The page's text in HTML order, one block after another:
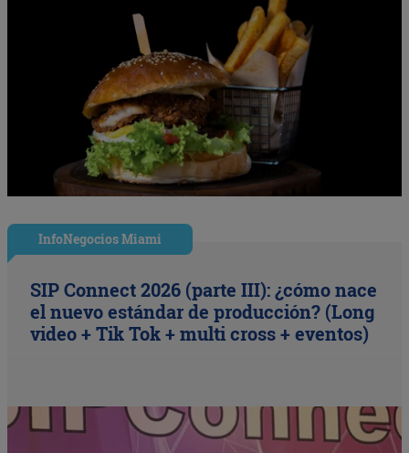
InfoNegocios Miami
SIP Connect 2026 (parte III): ¿cómo nace
el nuevo estándar de producción? (Long
video + Tik Tok + multi cross + eventos)